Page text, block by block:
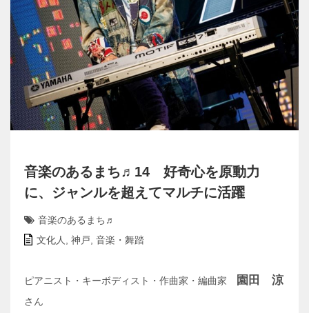
音楽のあるまち♬14 好奇心を原動力
に、ジャンルを超えてマルチに活躍
音楽のあるまち♬
文化人, 神戸, 音楽・舞踏
ピアニスト・キーボディスト・作曲家・編曲家 園田 涼
さん